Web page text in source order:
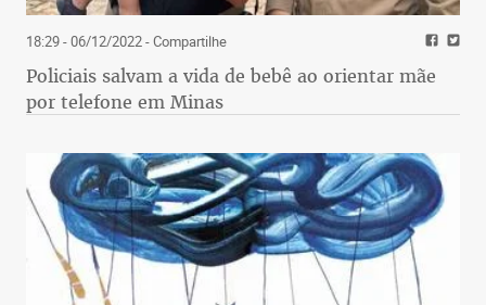
18:29 - 06/12/2022- Compartilhe
Policiais salvam a vida de bebê ao orientar mãe
por telefone em Minas